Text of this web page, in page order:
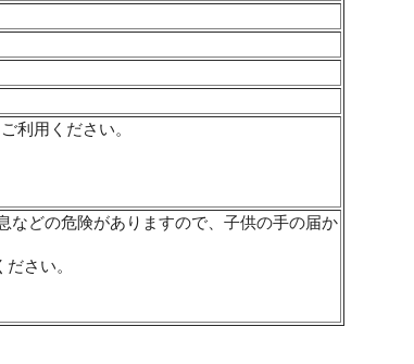
利用ください。
どの危険がありますので、子供の手の届か
さい。